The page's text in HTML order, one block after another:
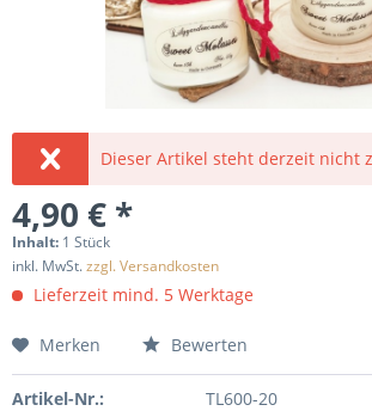
Dieser Artikel steht derzeit nicht
4,90 € *
Inhalt: 1 Stück
inkl. MwSt.zzgl. Versandkosten
Lieferzeit mind. 5 Werktage
Merken Bewerten
Artikel-Nr.: TL600-20